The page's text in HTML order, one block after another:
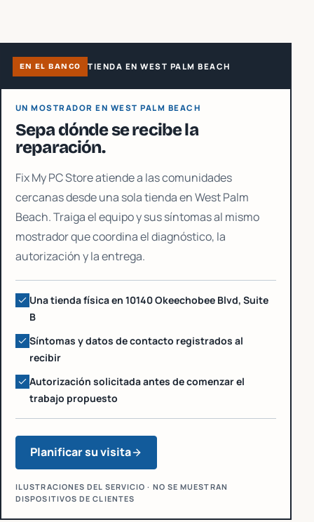
EN EL BANCO TIENDA EN WEST PALM BEACH
UN MOSTRADOR EN WEST PALM BEACH
Sepa dónde se recibe la
reparación.
Fix My PC Store atiende a las comunidades
cercanas desde una sola tienda en West Palm
Beach. Traiga el equipo y sus síntomas al mismo
mostrador que coordina el diagnóstico, la
autorización y la entrega.
Una tienda física en 10140 Okeechobee Blvd, Suite
B
Síntomas y datos de contacto registrados al
recibir
Autorización solicitada antes de comenzar el
trabajo propuesto
Planificar su visita
ILUSTRACIONES DEL SERVICIO · NO SE MUESTRAN
DISPOSITIVOS DE CLIENTES